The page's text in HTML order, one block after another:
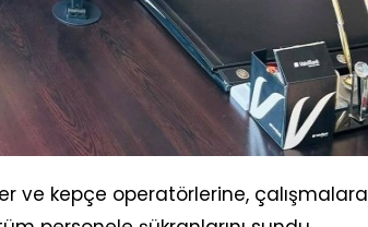
ve kepçe operatörlerine, çalışmalara